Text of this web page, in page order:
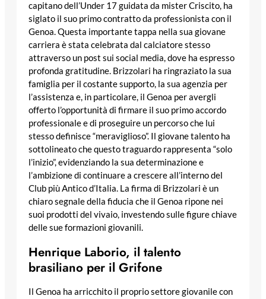
capitano dell’Under 17 guidata da mister Criscito, ha
siglato il suo primo contratto da professionista con il
Genoa. Questa importante tappa nella sua giovane
carriera è stata celebrata dal calciatore stesso
attraverso un post sui social media, dove ha espresso
profonda gratitudine. Brizzolari ha ringraziato la sua
famiglia per il costante supporto, la sua agenzia per
l’assistenza e, in particolare, il Genoa per avergli
offerto l’opportunità di firmare il suo primo accordo
professionale e di proseguire un percorso che lui
stesso definisce “meraviglioso”. Il giovane talento ha
sottolineato che questo traguardo rappresenta “solo
l’inizio”, evidenziando la sua determinazione e
l’ambizione di continuare a crescere all’interno del
Club più Antico d’Italia. La firma di Brizzolari è un
chiaro segnale della fiducia che il Genoa ripone nei
suoi prodotti del vivaio, investendo sulle figure chiave
delle sue formazioni giovanili.
Henrique Laborio, il talento
brasiliano per il Grifone
Il Genoa ha arricchito il proprio settore giovanile con